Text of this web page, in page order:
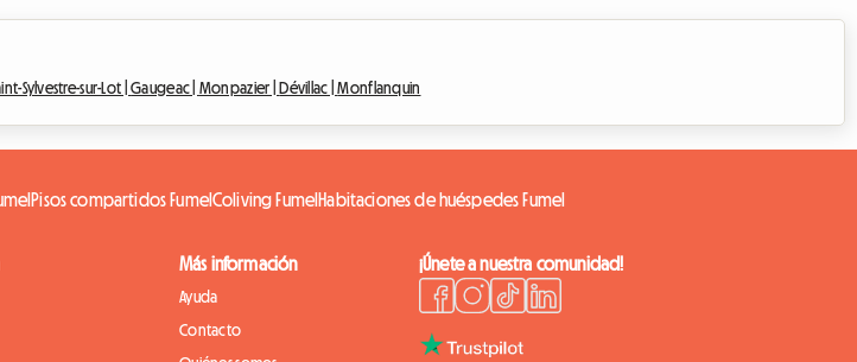
Sylvestre-sur-Lot |Gaugeac | Monpazier | Dévillac |Monflanquin
Pisos compartidos FumelColiving Fumel Habitaciones de huéspedes Fumel
Más información
Ayuda
Contacto
¡Únete a nuestra comunidad!